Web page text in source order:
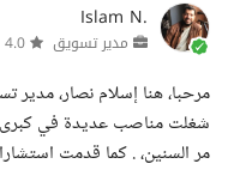
Islam N.
مدير تسويق
شغلت مناصب عديدة في كبرى
مر السنين، . كما قدمت